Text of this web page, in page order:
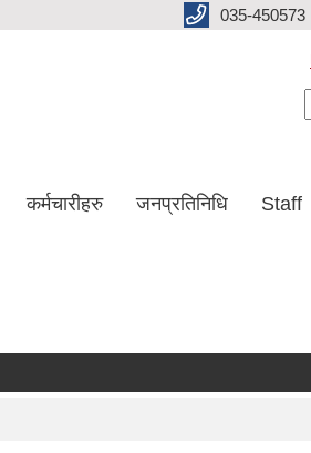
035-450573
कर्मचारीहरु जनप्रतिनिधि Staff